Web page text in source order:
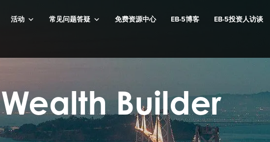
活动 常见问题答疑 免费资源中心 EB-5博客 EB-5投资人访谈
Wealth Builder